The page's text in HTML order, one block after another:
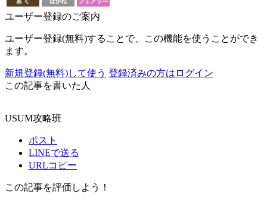
ユーザー登録のご案内
ユーザー登録(無料)することで、この機能を使うことができ
ます。
新規登録(無料)して使う 登録済みの方はログイン
この記事を書いた人
USUM攻略班
ポスト
LINEで送る
URLコピー
この記事を評価しよう！